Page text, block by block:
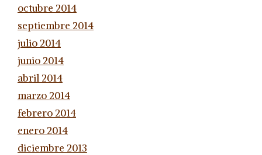
octubre 2014
septiembre 2014
julio 2014
junio 2014
abril 2014
marzo 2014
febrero 2014
enero 2014
diciembre 2013